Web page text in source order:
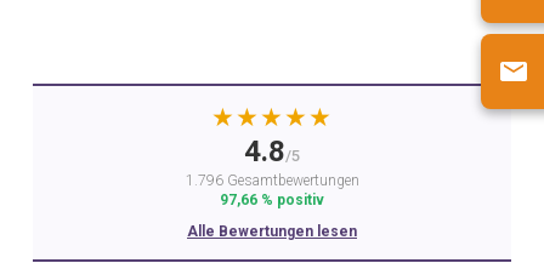
★★★★★
4.8/5
1.796 Gesamtbewertungen
97,66 % positiv
Alle Bewertungen lesen